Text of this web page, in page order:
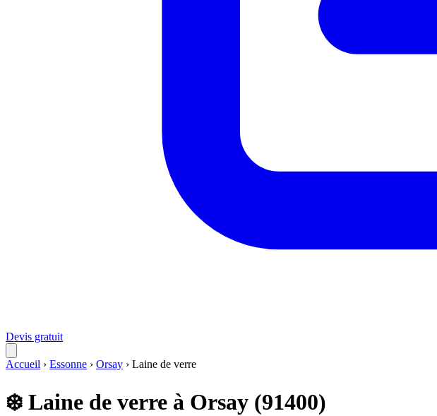
Devis gratuit
Accueil › Essonne › Orsay › Laine de verre
❄️ Laine de verre à Orsay (91400)